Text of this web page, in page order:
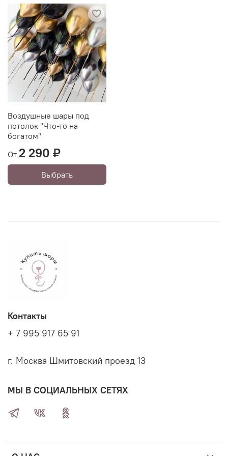
Воздушные шары под
потолок "Что-то на
богатом"
От 2 290 ₽
Выбрать
Контакты
+ 7 995 917 65 91
г. Москва Шмитовский проезд 13
МЫ В СОЦИАЛЬНЫХ СЕТЯХ